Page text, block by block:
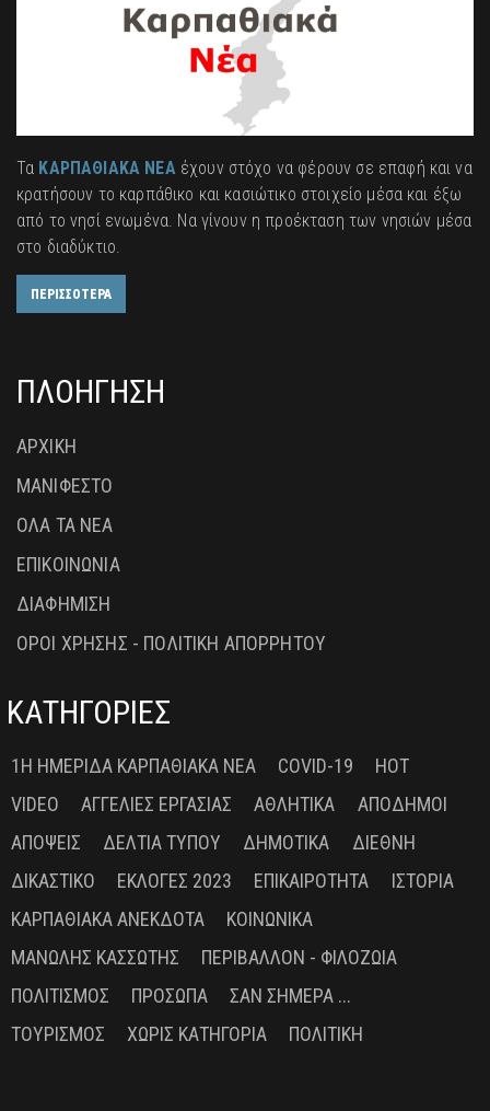
Τα ΚΑΡΠΑΘΙΑΚΑ ΝΕΑέχουν στόχο να φέρουν σε επαφή και να
κρατήσουν το καρπάθικο και κασιώτικο στοιχείο μέσα και έξω
από το νησί ενωμένα. Να γίνουν η προέκταση των νησιών μέσα
στο διαδύκτιο.
ΠΕΡΙΣΣΟΤΕΡΑ
ΠΛΟΗΓΗΣΗ
ΑΡΧΙΚΗ
ΜΑΝΙΦΕΣΤΟ
ΟΛΑ ΤΑ ΝΕΑ
ΕΠΙΚΟΙΝΩΝΙΑ
ΔΙΑΦΗΜΙΣΗ
ΟΡΟΙ ΧΡΗΣΗΣ - ΠΟΛΙΤΙΚΗ ΑΠΟΡΡΗΤΟΥ
ΚΑΤΗΓΟΡΙΕΣ
1Η ΗΜΕΡΊΔΑ ΚΑΡΠΑΘΙΑΚΆ ΝΈΑ COVID-19
HOT
VIDEO
ΑΓΓΕΛΊΕΣ ΕΡΓΑΣΊΑΣ ΑΘΛΗΤΙΚΆ
ΑΠΌΔΗΜΟΙ
ΑΠΌΨΕΙΣ
ΔΕΛΤΊΑ ΤΎΠΟΥ ΔΗΜΟΤΙΚΆ
ΔΙΕΘΝΉ
ΔΙΚΑΣΤΙΚΌ
ΕΚΛΟΓΈΣ 2023 ΕΠΙΚΑΙΡΌΤΗΤΑ
ΙΣΤΟΡΊΑ
ΚΑΡΠΑΘΙΑΚΆ ΑΝΈΚΔΟΤΑ
ΚΟΙΝΩΝΙΚΆ
ΜΑΝΏΛΗΣ ΚΑΣΣΏΤΗΣ
ΠΕΡΙΒΆΛΛΟΝ - ΦΙΛΟΖΩΊΑ
ΠΟΛΙΤΙΣΜΌΣ
ΠΡΌΣΩΠΑ
ΣΑΝ ΣΉΜΕΡΑ ...
ΤΟΥΡΙΣΜΌΣ
ΧΩΡΊΣ ΚΑΤΗΓΟΡΊΑ ΠΟΛΙΤΙΚΉ